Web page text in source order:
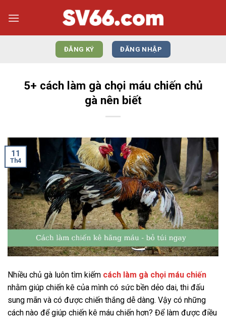
qua
ĐĂNG KÝ ĐĂNG NHẬP
5+ cách làm gà chọi máu chiến chủ
gà nên biết
11
Th4
Nhiều chủ gà luôn tìm kiếm cách làm gà chọi máu chiến
nhằm giúp chiến kê của mình có sức bền dẻo dai, thi đấu
sung mãn và có được chiến thắng dễ dàng. Vậy có những
cách nào để giúp chiến kê máu chiến hơn? Để làm được điều